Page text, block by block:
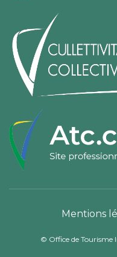
Mentions
© Office de Tourisme